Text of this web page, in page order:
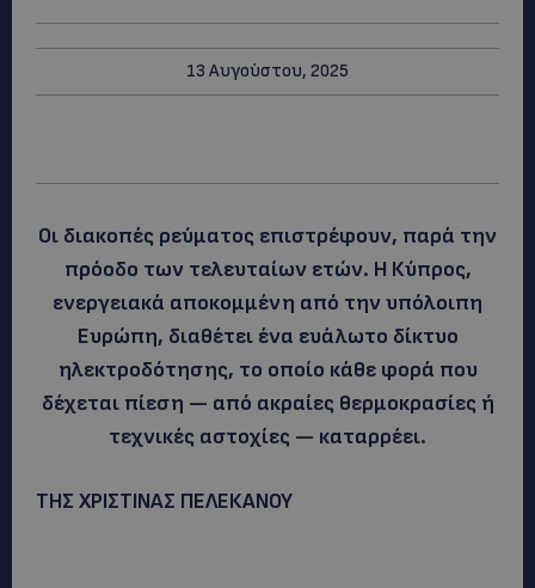
13 Αυγούστου, 2025
Οι διακοπές ρεύματος επιστρέφουν, παρά την
πρόοδο των τελευταίων ετών. Η Κύπρος,
ενεργειακά αποκομμένη από την υπόλοιπη
Ευρώπη, διαθέτει ένα ευάλωτο δίκτυο
ηλεκτροδότησης, το οποίο κάθε φορά που
δέχεται πίεση — από ακραίες θερμοκρασίες ή
τεχνικές αστοχίες — καταρρέει.
ΤΗΣ ΧΡΙΣΤΙΝΑΣ ΠΕΛΕΚΑΝΟΥ